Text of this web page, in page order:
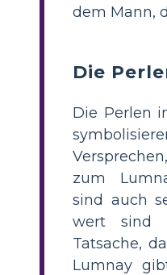
dem Mann,
Die
Die Perlen
zum
sind auch
wert sind
Tatsache,
Lumnay